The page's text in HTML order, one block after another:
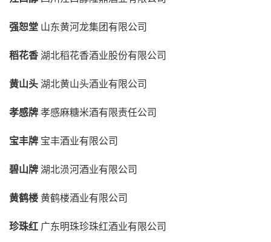
强恕堂 山东黄河龙集团有限公司
稻花香 湖北稻花香酒业股份有限公司
黄山头 湖北黄山头酒业有限公司
孝感牌 孝感麻糖米酒有限责任公司
宝丰牌 宝丰酒业有限公司
碧山牌 湖北涢河酒业有限公司
黄鹤楼 黄鹤楼酒业有限公司
珍珠红 广东明珠珍珠红酒业有限公司